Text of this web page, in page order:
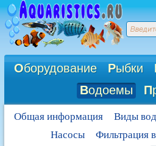
Оборудование Рыбки
Водоемы П
Общая информация Виды
Насосы
Фильтрация